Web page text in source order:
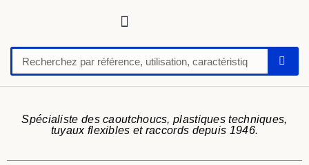
Spécialiste des caoutchoucs, plastiques techniques,
tuyaux flexibles et raccords depuis 1946.